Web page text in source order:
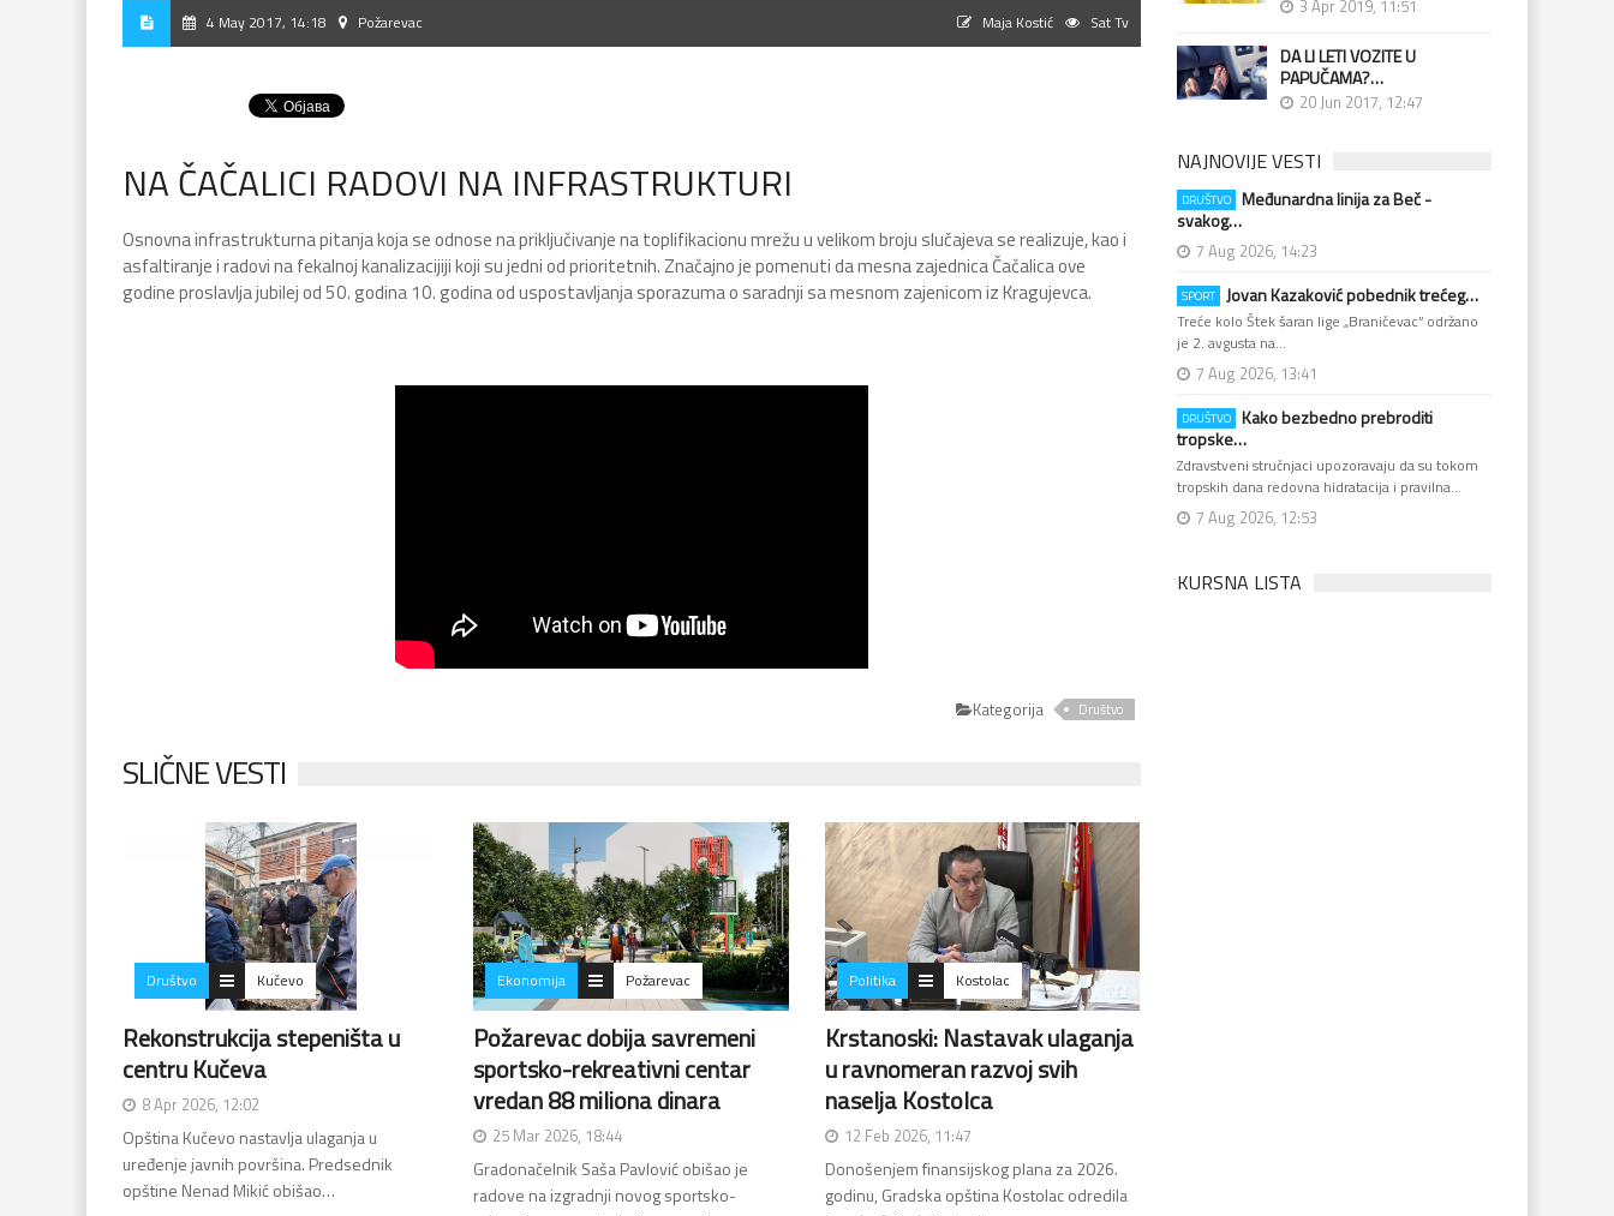
4 May 2017, 14:18 Požarevac Sat Tv
Maja Kostić
NA ČAČALICI RADOVI NA INFRASTRUKTURI
Osnovna infrastrukturna pitanja koja se odnose na priključivanje na toplifikacionu mrežu u velikom broju slučajeva se realizuje, kao i
asfaltiranje i radovi na fekalnoj kanalizacijiji koji su jedni od prioritetnih. Značajno je pomenuti da mesna zajednica Čačalica ove
godine proslavlja jubilej od 50. godina 10. godina od uspostavljanja sporazuma o saradnji sa mesnom zajenicom iz Kragujevca.
Kategorija Društvo
SLIČNE VESTI
Društvo Kučevo
Rekonstrukcija stepeništa u
centru Kučeva
8 Apr 2026, 12:02
Opština Kučevo nastavlja ulaganja u
uređenje javnih površina. Predsednik
opštine Nenad Mikić obišao…
Ekonomija Požarevac
Požarevac dobija savremeni
sportsko-rekreativni centar
vredan 88 miliona dinara
25 Mar 2026, 18:44
Gradonačelnik Saša Pavlović obišao je
radove na izgradnji novog sportsko-
Politika Kostolac
Krstanoski: Nastavak ulaganja
u ravnomeran razvoj svih
naselja Kostolca
12 Feb 2026, 11:47
Donošenjem finansijskog plana za 2026.
godinu, Gradska opština Kostolac odredila
3 Apr 2019, 11:51
DA LI LETI VOZITE U
PAPUČAMA?…
20 Jun 2017, 12:47
NAJNOVIJE VESTI
DRUŠTVO
Međunardna linija za Beč -
svakog…
7 Aug 2026, 14:23
SPORT Jovan Kazaković pobednik trećeg…
Treće kolo Štek šaran lige „Braničevac“ održano
je 2. avgusta na…
7 Aug 2026, 13:41
DRUŠTVO
Kako bezbedno prebroditi
tropske…
Zdravstveni stručnjaci upozoravaju da su tokom
tropskih dana redovna hidratacija i pravilna…
7 Aug 2026, 12:53
KURSNA LISTA